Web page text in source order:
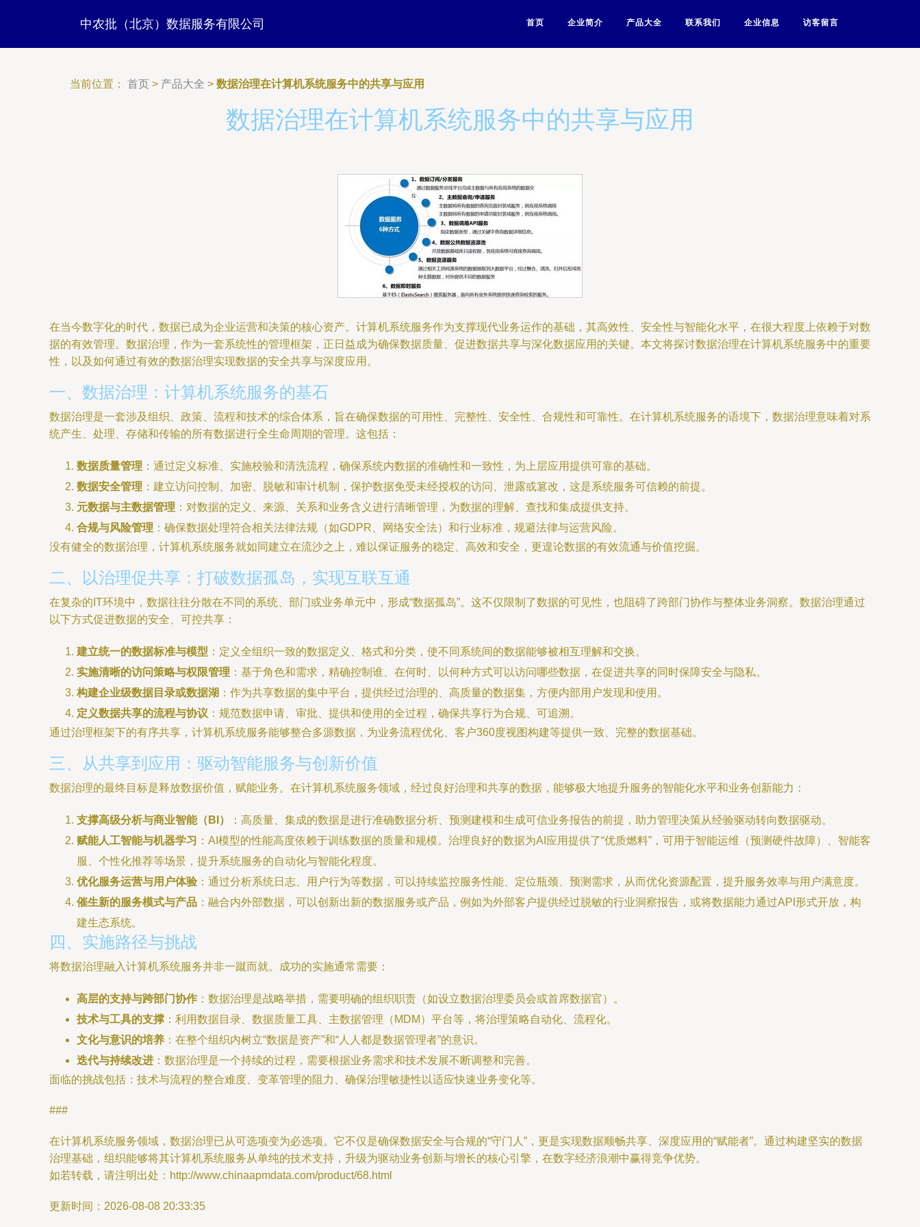
中农批（北京）数据服务有限公司 首页 企业简介 产品大全 联系我们 企业信息 访客留言
当前位置： 首页 > 产品大全 > 数据治理在计算机系统服务中的共享与应用
数据治理在计算机系统服务中的共享与应用
在当今数字化的时代，数据已成为企业运营和决策的核心资产。计算机系统服务作为支撑现代业务运作的基础，其高效性、安全性与智能化水平，在很大程度上依赖于对数
据的有效管理。数据治理，作为一套系统性的管理框架，正日益成为确保数据质量、促进数据共享与深化数据应用的关键。本文将探讨数据治理在计算机系统服务中的重要
性，以及如何通过有效的数据治理实现数据的安全共享与深度应用。
一、数据治理：计算机系统服务的基石
数据治理是一套涉及组织、政策、流程和技术的综合体系，旨在确保数据的可用性、完整性、安全性、合规性和可靠性。在计算机系统服务的语境下，数据治理意味着对系
统产生、处理、存储和传输的所有数据进行全生命周期的管理。这包括：
数据质量管理 ：通过定义标准、实施校验和清洗流程，确保系统内数据的准确性和一致性，为上层应用提供可靠的基础。
数据安全管理 ：建立访问控制、加密、脱敏和审计机制，保护数据免受未经授权的访问、泄露或篡改，这是系统服务可信赖的前提。
元数据与主数据管理 ：对数据的定义、来源、关系和业务含义进行清晰管理，为数据的理解、查找和集成提供支持。
合规与风险管理 ：确保数据处理符合相关法律法规（如GDPR、网络安全法）和行业标准，规避法律与运营风险。
没有健全的数据治理，计算机系统服务就如同建立在流沙之上，难以保证服务的稳定、高效和安全，更遑论数据的有效流通与价值挖掘。
二、以治理促共享：打破数据孤岛，实现互联互通
在复杂的IT环境中，数据往往分散在不同的系统、部门或业务单元中，形成“数据孤岛”。这不仅限制了数据的可见性，也阻碍了跨部门协作与整体业务洞察。数据治理通过
以下方式促进数据的安全、可控共享：
建立统一的数据标准与模型 ：定义全组织一致的数据定义、格式和分类，使不同系统间的数据能够被相互理解和交换。
实施清晰的访问策略与权限管理 ：基于角色和需求，精确控制谁、在何时、以何种方式可以访问哪些数据，在促进共享的同时保障安全与隐私。
构建企业级数据目录或数据湖 ：作为共享数据的集中平台，提供经过治理的、高质量的数据集，方便内部用户发现和使用。
定义数据共享的流程与协议 ：规范数据申请、审批、提供和使用的全过程，确保共享行为合规、可追溯。
通过治理框架下的有序共享，计算机系统服务能够整合多源数据，为业务流程优化、客户360度视图构建等提供一致、完整的数据基础。
三、从共享到应用：驱动智能服务与创新价值
数据治理的最终目标是释放数据价值，赋能业务。在计算机系统服务领域，经过良好治理和共享的数据，能够极大地提升服务的智能化水平和业务创新能力：
支撑高级分析与商业智能（BI）
：高质量、集成的数据是进行准确数据分析、预测建模和生成可信业务报告的前提，助力管理决策从经验驱动转向数据驱动。
赋能人工智能与机器学习 ：AI模型的性能高度依赖于训练数据的质量和规模。治理良好的数据为AI应用提供了“优质燃料”，可用于智能运维（预测硬件故障）、智能客
服、个性化推荐等场景，提升系统服务的自动化与智能化程度。
优化服务运营与用户体验 ：通过分析系统日志、用户行为等数据，可以持续监控服务性能、定位瓶颈、预测需求，从而优化资源配置，提升服务效率与用户满意度。
催生新的服务模式与产品 ：融合内外部数据，可以创新出新的数据服务或产品，例如为外部客户提供经过脱敏的行业洞察报告，或将数据能力通过API形式开放，构
建生态系统。
四、实施路径与挑战
将数据治理融入计算机系统服务并非一蹴而就。成功的实施通常需要：
高层的支持与跨部门协作 ：数据治理是战略举措，需要明确的组织职责（如设立数据治理委员会或首席数据官）。
技术与工具的支撑 ：利用数据目录、数据质量工具、主数据管理（MDM）平台等，将治理策略自动化、流程化。
文化与意识的培养 ：在整个组织内树立“数据是资产”和“人人都是数据管理者”的意识。
迭代与持续改进 ：数据治理是一个持续的过程，需要根据业务需求和技术发展不断调整和完善。
面临的挑战包括：技术与流程的整合难度、变革管理的阻力、确保治理敏捷性以适应快速业务变化等。
###
在计算机系统服务领域，数据治理已从可选项变为必选项。它不仅是确保数据安全与合规的“守门人”，更是实现数据顺畅共享、深度应用的“赋能者”。通过构建坚实的数据
治理基础，组织能够将其计算机系统服务从单纯的技术支持，升级为驱动业务创新与增长的核心引擎，在数字经济浪潮中赢得竞争优势。
如若转载，请注明出处：http://www.chinaapmdata.com/product/68.html
更新时间：2026-08-08 20:33:35